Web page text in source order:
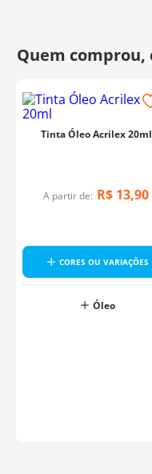
Tinta Óleo Acrilex 20ml
A partir de: R$ 13,90
CORES OU VARIAÇÕES
Óleo